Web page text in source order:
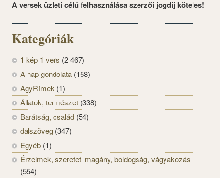
A versek üzleti célú felhasználása szerzői jogdíj köteles!
Kategóriák
1 kép 1 vers (2 467)
A nap gondolata (158)
AgyRímek (1)
Állatok, természet (338)
Barátság, család (54)
dalszöveg (347)
Egyéb (1)
Érzelmek, szeretet, magány, boldogság, vágyakozás
(554)